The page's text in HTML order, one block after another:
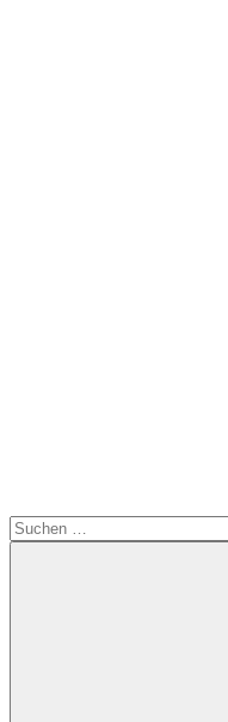
Suchen
nach: